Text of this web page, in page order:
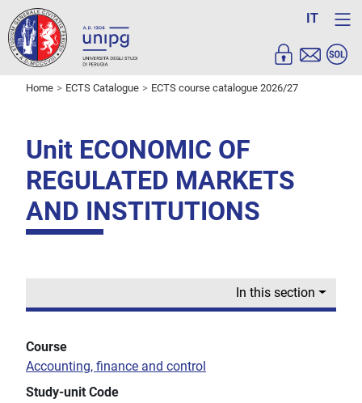
IT
Home ECTS Catalogue ECTS course catalogue 2026/27
Unit ECONOMIC OF
REGULATED MARKETS
AND INSTITUTIONS
In this section
Course
Accounting, finance and control
Study-unit Code